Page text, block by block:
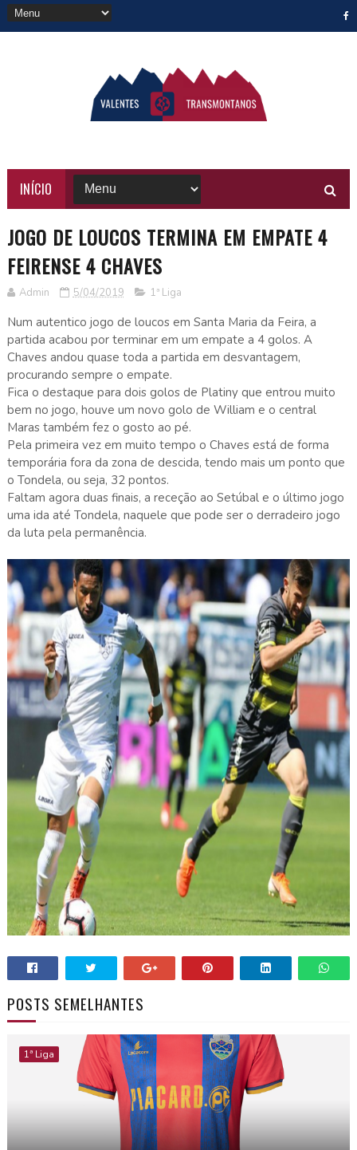
INÍCIO
JOGO DE LOUCOS TERMINA EM EMPATE 4
FEIRENSE 4 CHAVES
Admin 5/04/2019 1ª Liga
Num autentico jogo de loucos em Santa Maria da Feira, a
partida acabou por terminar em um empate a 4 golos. A
Chaves andou quase toda a partida em desvantagem,
procurando sempre o empate.
Fica o destaque para dois golos de Platiny que entrou muito
bem no jogo, houve um novo golo de William e o central
Maras também fez o gosto ao pé.
Pela primeira vez em muito tempo o Chaves está de forma
temporária fora da zona de descida, tendo mais um ponto que
o Tondela, ou seja, 32 pontos.
Faltam agora duas finais, a receção ao Setúbal e o último jogo
uma ida até Tondela, naquele que pode ser o derradeiro jogo
da luta pela permanência.
POSTS SEMELHANTES
1ª Liga